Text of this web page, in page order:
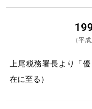
平
上尾税務署長より「
在に至る）